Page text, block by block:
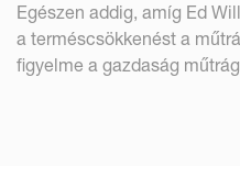
Egészen addig, amíg Ed
a terméscsökkenést a
figyelme a gazdaság